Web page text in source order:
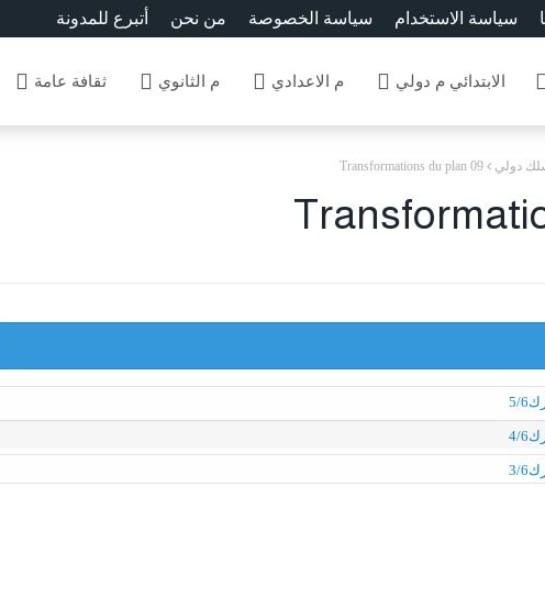
أتبرع للمدونة من نحن سياسة الخصوصة سياسة الاستخدام
الابتدائي م دولي م الاعدادي م الثانوي ثقافة عامة
دولي Transformations du plan 09
6
6
6